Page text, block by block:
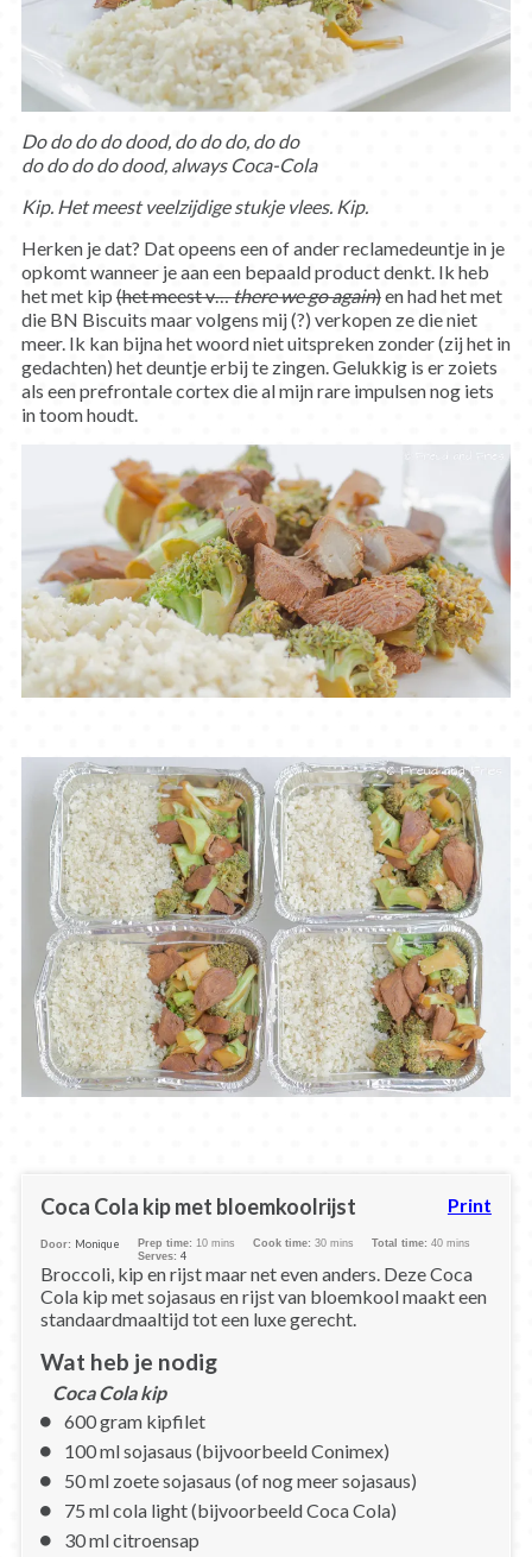
Do do do do dood, do do do, do do
do do do do dood, always Coca-Cola
Kip. Het meest veelzijdige stukje vlees. Kip.
Herken je dat? Dat opeens een of ander reclamedeuntje in je
opkomt wanneer je aan een bepaald product denkt. Ik heb
het met kip (het meest v…there we go again)en had het met
die BN Biscuits maar volgens mij (?) verkopen ze die niet
meer. Ik kan bijna het woord niet uitspreken zonder (zij het in
gedachten) het deuntje erbij te zingen. Gelukkig is er zoiets
als een prefrontale cortex die al mijn rare impulsen nog iets
in toom houdt.
Coca Cola kip met bloemkoolrijst Print
Door: Monique Prep time: 10 mins Cook time: 30 mins Total time: 40 mins
Serves: 4
Broccoli, kip en rijst maar net even anders. Deze Coca
Cola kip met sojasaus en rijst van bloemkool maakt een
standaardmaaltijd tot een luxe gerecht.
Wat heb je nodig
Coca Cola kip
600 gram kipfilet
100 ml sojasaus (bijvoorbeeld Conimex)
50 ml zoete sojasaus (of nog meer sojasaus)
75 ml cola light (bijvoorbeeld Coca Cola)
30 ml citroensap